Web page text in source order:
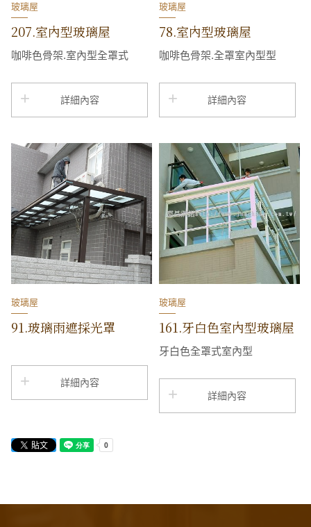
玻璃屋
207.室內型玻璃屋
咖啡色骨架.室內型全罩式
詳細內容
玻璃屋
78.室內型玻璃屋
咖啡色骨架.全罩室內型型
詳細內容
玻璃屋
91.玻璃雨遮採光罩
詳細內容
玻璃屋
161.牙白色室內型玻璃屋
牙白色全罩式室內型
詳細內容